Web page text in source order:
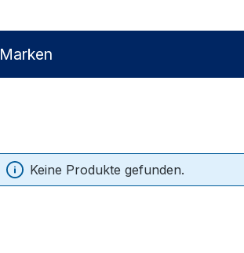
Marken
Keine Produkte gefunden.